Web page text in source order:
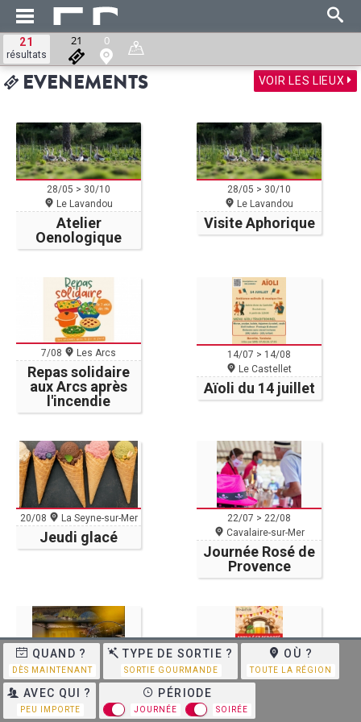
QUAND ?
DÈS MAINTENANT
TYPE DE SORTIE ?
SORTIE GOURMANDE
OÙ ?
TOUTE LA RÉGION
AVEC QUI ?
PEU IMPORTE
PÉRIODE
JOURNÉE SOIRÉE
VOIR LES LIEUX
EVENEMENTS
28/05 > 30/10
Le Lavandou
Atelier
Oenologique
28/05 > 30/10
Le Lavandou
Visite Aphorique
7/08 Les Arcs
Repas solidaire
aux Arcs après
l'incendie
14/07 > 14/08
Le Castellet
Aïoli du 14 juillet
20/08 La Seyne-sur-Mer
Jeudi glacé
22/07 > 22/08
Cavalaire-sur-Mer
Journée Rosé de
Provence
20/06 > 5/09
Saint-Chamas
Les escapades
Evénement reporté
Fête de la Bière
21
résultats
21 0